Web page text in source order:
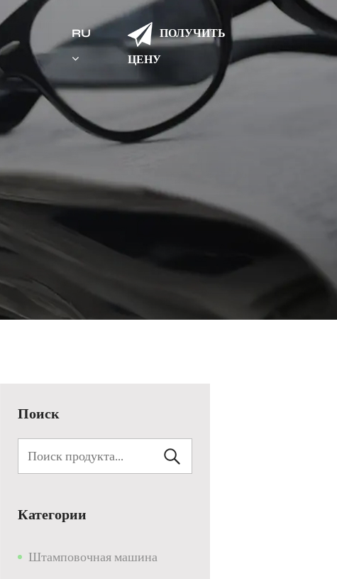
RU
ПОЛУЧИТЬ
ЦЕНУ
Поиск
Категории
Штамповочная машина